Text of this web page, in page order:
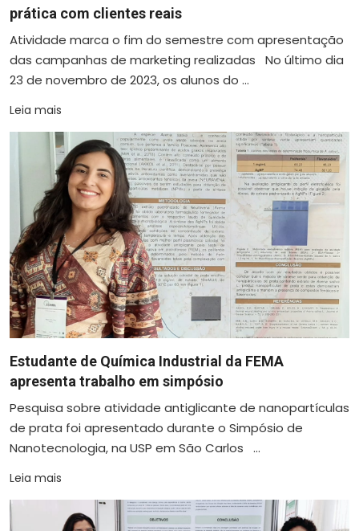
prática com clientes reais
Atividade marca o fim do semestre com apresentação
das campanhas de marketing realizadas No último dia
23 de novembro de 2023, os alunos do ...
Leia mais
Estudante de Química Industrial da FEMA
apresenta trabalho em simpósio
Pesquisa sobre atividade antiglicante de nanopartículas
de prata foi apresentado durante o Simpósio de
Nanotecnologia, na USP em São Carlos ...
Leia mais